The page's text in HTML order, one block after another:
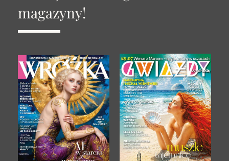
magazyny!